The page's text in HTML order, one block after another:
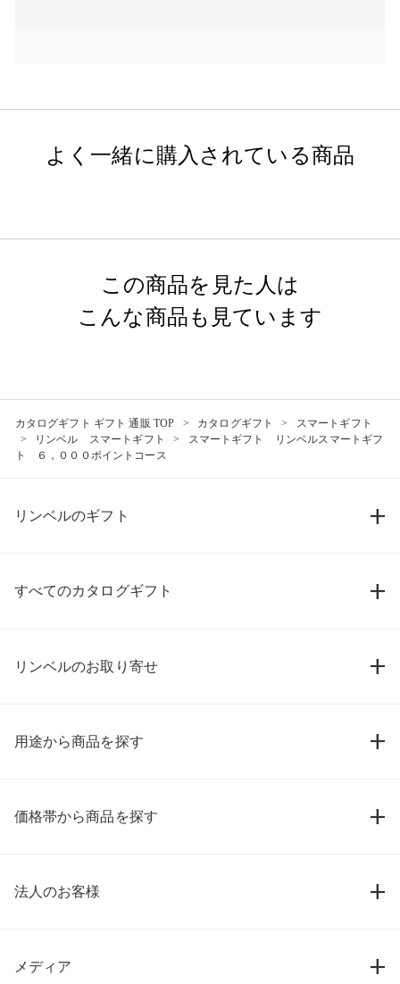
よく一緒に購入されている商品
この商品を見た人は
こんな商品も見ています
カタログギフト ギフト 通販 TOP カタログギフト
スマートギフト
リンベル スマートギフト
スマートギフト リンベルスマートギフ
ト ６，０００ポイントコース
リンベルのギフト
すべてのカタログギフト
リンベルのお取り寄せ
用途から商品を探す
価格帯から商品を探す
法人のお客様
メディア